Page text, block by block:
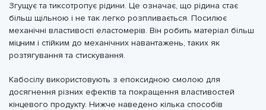
Згущує та тиксотропує рідини. Це означає, що рідина стає
більш щільною і не так легко розпливається. Посилює
механічні властивості еластомерів. Він робить матеріал більш
міцним і стійким до механічних навантажень, таких як
розтягування та стискування.
Кабосілу використовують з епоксидною смолою для
досягнення різних ефектів та покращення властивостей
кінцевого продукту. Нижче наведено кілька способів